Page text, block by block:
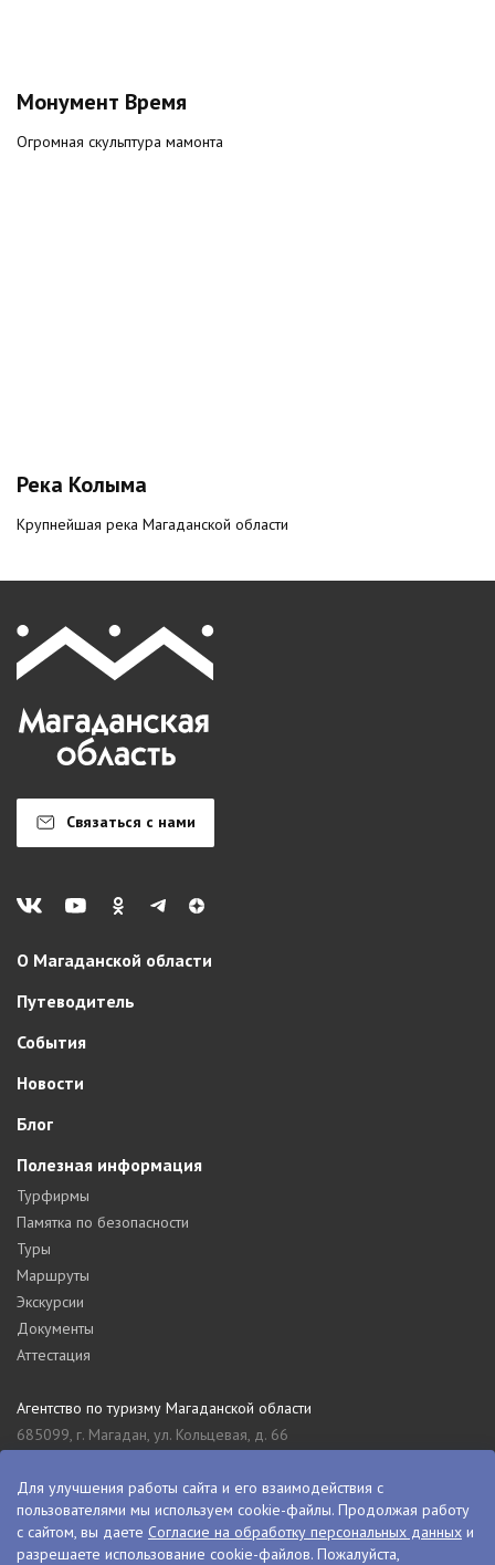
Монумент Время
Огромная скульптура мамонта
Река Колыма
Крупнейшая река Магаданской области
Связаться с нами
О Магаданской области
Путеводитель
События
Новости
Блог
Полезная информация
Турфирмы
Памятка по безопасности
Туры
Маршруты
Экскурсии
Документы
Аттестация
Агентство по туризму Магаданской области
685099, г. Магадан, ул. Кольцевая, д. 66
8 (4132) 61-76-67
Туристский информационный центр Магаданской области
685000, г. Магадан, ул. Пролетарская, д. 11
Для улучшения работы сайта и его взаимодействия с
пользователями мы используем cookie-файлы. Продолжая работу
с сайтом, вы даете Согласие на обработку персональных данных и
разрешаете использование cookie-файлов. Пожалуйста,